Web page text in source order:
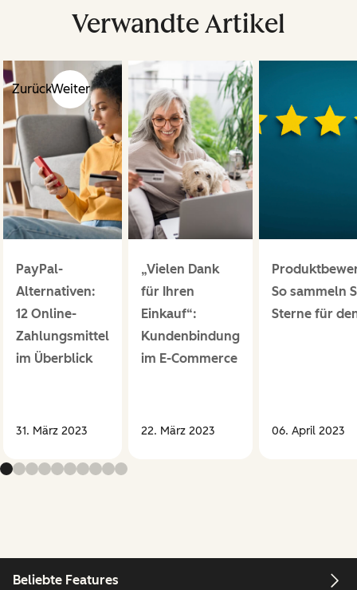
Verwandte Artikel
ZurückWeiter
PayPal-
Alternativen:
12 Online-
Zahlungsmittel
im Überblick
31. März 2023
„Vielen Dank
für Ihren
Einkauf“:
Kundenbindung
im E-Commerce
22. März 2023
So sammeln
Sterne für
06. April 2023
Beliebte Features